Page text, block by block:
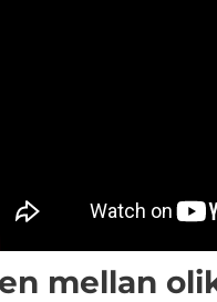
mellan